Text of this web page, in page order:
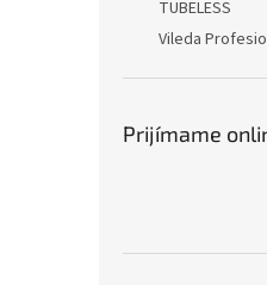
TUBELESS
Vileda
Prijímame